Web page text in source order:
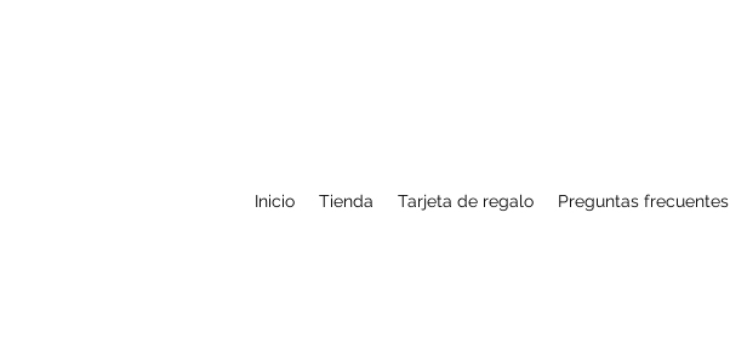
Inicio Tienda Tarjeta de regalo Preguntas frecuentes